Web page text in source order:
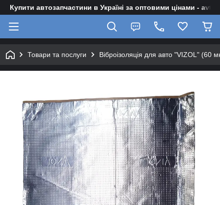
Купити автозапчастини в Україні за оптовими цінами -
Товари та послуги Віброізоляція для авто "VIZOL"